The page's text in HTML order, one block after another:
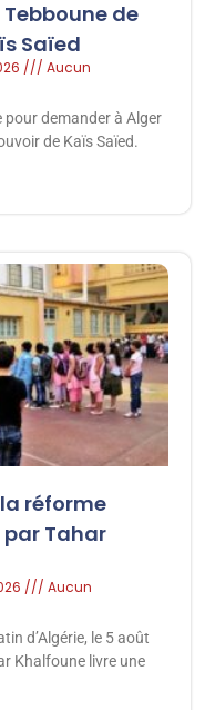
de
Saïed
Aucun
pour demander à Alger
de Kaïs Saïed.
réforme
Tahar
Aucun
d’Algérie, le 5 août
Khalfoune livre une